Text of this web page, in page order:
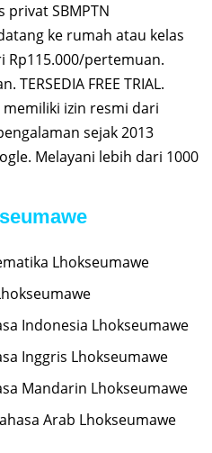
privat SBMPTN
ke rumah atau kelas
Rp115.000/pertemuan.
FREE TRIAL.
izin resmi dari
sejak 2013
Melayani lebih dari 1000
Lhokseumawe
Indonesia Lhokseumawe
Inggris Lhokseumawe
Mandarin Lhokseumawe
Arab Lhokseumawe